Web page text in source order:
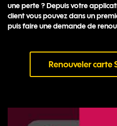
une perte ? Depuis votre
client vous pouvez dans un
puis faire une demande de
Renouveler carte